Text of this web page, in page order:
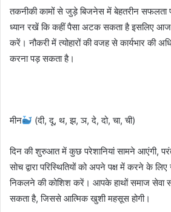
तकनीकी कामों से जुड़े बिजनेस में बेहतरीन सफलता
ध्यान रखें कि कहीं पैसा अटक सकता है इसलिए
करें। नौकरी में त्योहारों की वजह से कार्यभार की
करना पड़ सकता है।
मीन (दी, दू, थ, झ, ञ, दे, दो, चा, ची)
दिन की शुरुआत में कुछ परेशानियां सामने आएंगी,
सोच द्वारा परिस्थितियों को अपने पक्ष में करने के
निकलने की कोशिश करें। आपके हाथों समाज सेवा
सकता है, जिससे आत्मिक खुशी महसूस होगी।